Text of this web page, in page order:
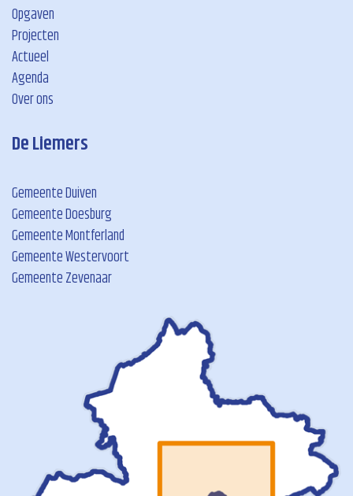
Opgaven
Projecten
Actueel
Agenda
Over ons
De Liemers
Gemeente Duiven
Gemeente Doesburg
Gemeente Montferland
Gemeente Westervoort
Gemeente Zevenaar